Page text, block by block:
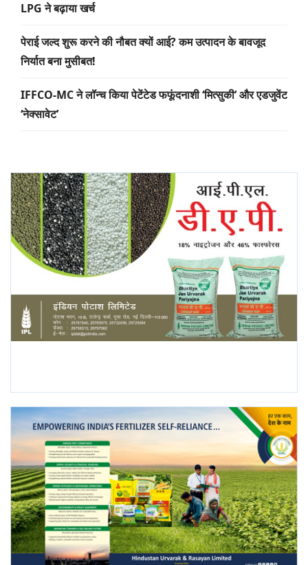
LPG ने बढ़ाया खर्च
पेराई जल्द शुरू करने की नौबत क्यों आई? कम उत्पादन के बावजूद
निर्यात बना मुसीबत!
IFFCO-MC ने लॉन्च किया पेटेंटेड फफूंदनाशी ‘मित्सुकी’ और एडजुवेंट
‘नेक्सावेट’